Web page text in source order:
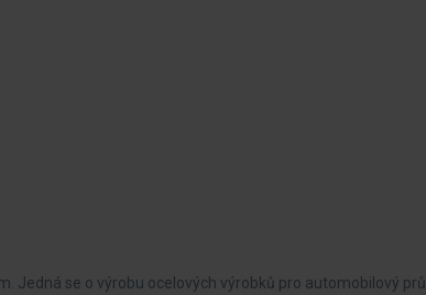
Jedná se o výrobu ocelových výrobků pro automobilový